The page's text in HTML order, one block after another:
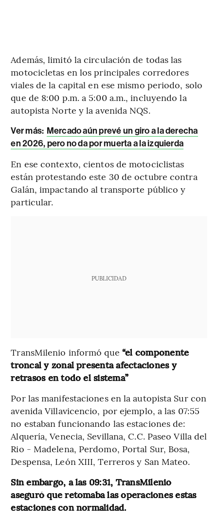
Además, limitó la circulación de todas las
motocicletas en los principales corredores
viales de la capital en ese mismo periodo, solo
que de 8:00 p.m. a 5:00 a.m., incluyendo la
autopista Norte y la avenida NQS.
Ver más: Mercado aún prevé un giro a la derecha
en 2026, pero no da por muerta a la izquierda
En ese contexto, cientos de motociclistas
están protestando este 30 de octubre contra
Galán, impactando al transporte público y
particular.
PUBLICIDAD
TransMilenio informó que “el componente
troncal y zonal presenta afectaciones y
retrasos en todo el sistema”
Por las manifestaciones en la autopista Sur con
avenida Villavicencio, por ejemplo, a las 07:55
no estaban funcionando las estaciones de:
Alquería, Venecia, Sevillana, C.C. Paseo Villa del
Rio - Madelena, Perdomo, Portal Sur, Bosa,
Despensa, León XIII, Terreros y San Mateo.
Sin embargo, a las 09:31, TransMilenio
aseguró que retomaba las operaciones estas
estaciones con normalidad.